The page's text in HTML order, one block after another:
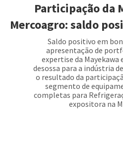
Participação da
Mercoagro: saldo
Saldo positivo em
apresentação de
expertise da
desossa para a indústria
o resultado da
segmento de
completas para
expositora na